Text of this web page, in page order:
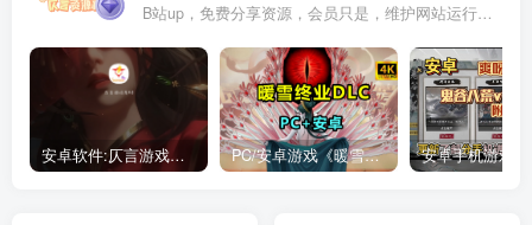
B站up，免费分享资源，会员只是，维护网站运行，会员权利为可以支持本地下载，更多内容，敬请期待！
安卓软件:仄言游戏库4.0APP全新上架了！没有下的赶紧下载呀！ PC/安卓游戏《暖雪最新v3.1.0.1》终业DLC整合版！